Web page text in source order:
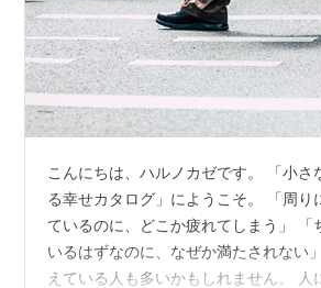
こんにちは、ハルノカゼです。 「小さ
る幸せカタログ」にようこそ。 「周り
ているのに、どこか疲れてしまう」 「
いるはずなのに、なぜか満たされない
えている人も多いかもしれません。 人